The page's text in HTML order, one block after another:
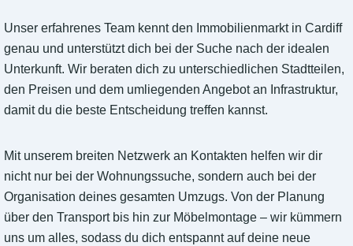
Unser erfahrenes Team kennt den Immobilienmarkt in Cardiff
genau und unterstützt dich bei der Suche nach der idealen
Unterkunft. Wir beraten dich zu unterschiedlichen Stadtteilen,
den Preisen und dem umliegenden Angebot an Infrastruktur,
damit du die beste Entscheidung treffen kannst.
Mit unserem breiten Netzwerk an Kontakten helfen wir dir
nicht nur bei der Wohnungssuche, sondern auch bei der
Organisation deines gesamten Umzugs. Von der Planung
über den Transport bis hin zur Möbelmontage – wir kümmern
uns um alles, sodass du dich entspannt auf deine neue